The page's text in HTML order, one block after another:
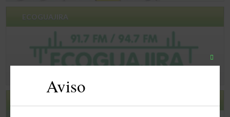
ECOGUAJIRA
Close
Aviso